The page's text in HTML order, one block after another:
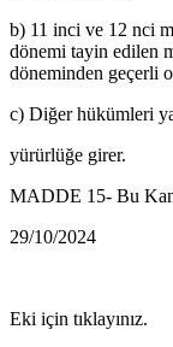
b) 11 inci ve 12 nci
dönemi tayin edilen
döneminden geçerli
c) Diğer hükümleri
yürürlüğe girer.
MADDE 15- Bu
29/10/2024
Eki için tıklayınız.